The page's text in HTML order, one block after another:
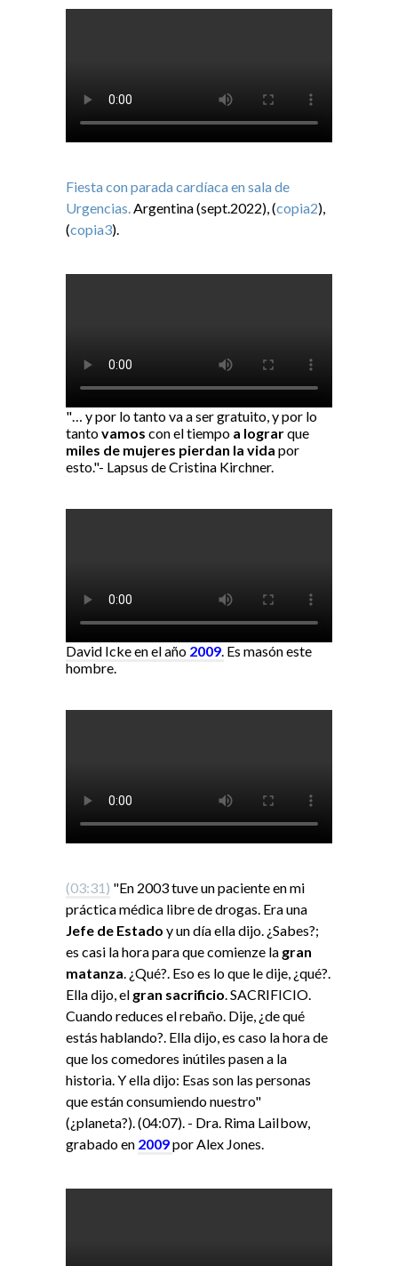
Fiesta con parada cardíaca en sala de
Urgencias.Argentina (sept.2022), (copia2),
(copia3).
"… y por lo tanto va a ser gratuito, y por lo
tantovamos con el tiempo a lograrque
miles de mujeres pierdan la vida por
esto."- Lapsus de Cristina Kirchner.
David Icke en el año 2009. Es masón este
hombre.
(03:31) "En 2003 tuve un paciente en mi
práctica médica libre de drogas. Era una
Jefe de Estado y un día ella dijo. ¿Sabes?;
es casi la hora para que comienze la gran
matanza. ¿Qué?. Eso es lo que le dije, ¿qué?.
Ella dijo, el gran sacrificio. SACRIFICIO.
Cuando reduces el rebaño. Dije, ¿de qué
estás hablando?. Ella dijo, es caso la hora de
que los comedores inútiles pasen a la
historia. Y ella dijo: Esas son las personas
que están consumiendo nuestro"
(¿planeta?). (04:07). - Dra. Rima LaiIbow,
grabado en 2009por Alex Jones.